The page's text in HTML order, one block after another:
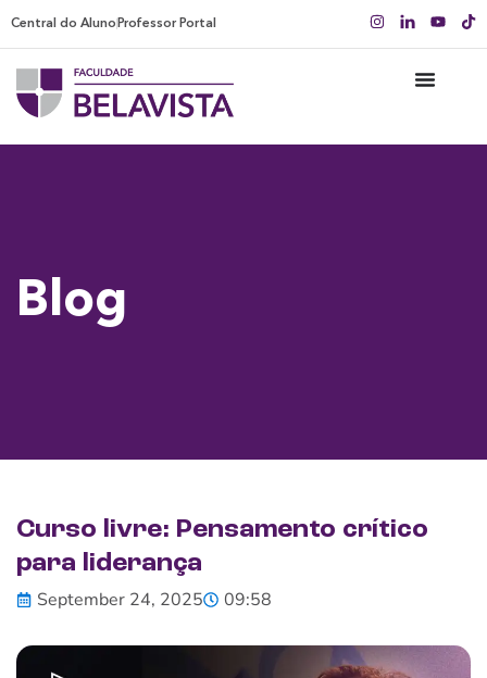
Central do Aluno Professor Portal
Blog
Curso livre: Pensamento crítico
para liderança
September 24, 2025 09:58